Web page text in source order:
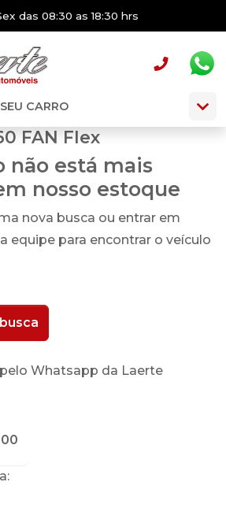
das 08:30 as 18:30 hrs
CARRO
FAN Flex
não está mais
nosso estoque
nova busca ou entrar em
equipe para encontrar o veículo
Whatsapp da Laerte